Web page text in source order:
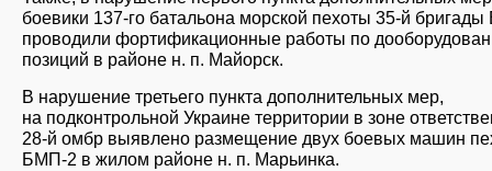
боевики 137-го батальона морской пехоты 35-й
проводили фортификационные работы по
позиций в районе н. п. Майорск.
В нарушение третьего пункта дополнительных мер,
на подконтрольной Украине территории в зоне
28-й омбр выявлено размещение двух боевых машин
БМП-2 в жилом районе н. п. Марьинка.